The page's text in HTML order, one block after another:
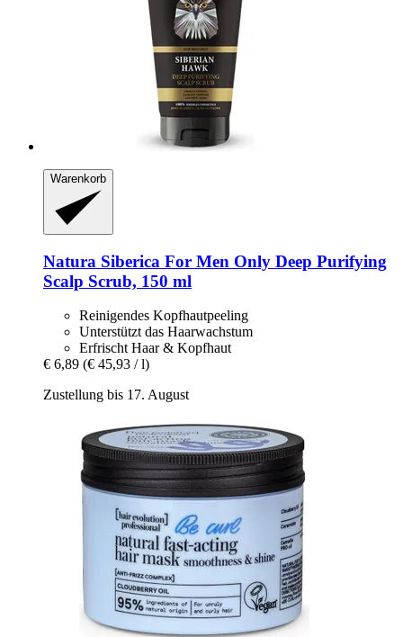
Warenkorb
Natura Siberica For Men Only Deep Purifying
Scalp Scrub, 150 ml
Reinigendes Kopfhautpeeling
Unterstützt das Haarwachstum
Erfrischt Haar & Kopfhaut
€ 6,89 (€ 45,93 / l)
Zustellung bis 17. August